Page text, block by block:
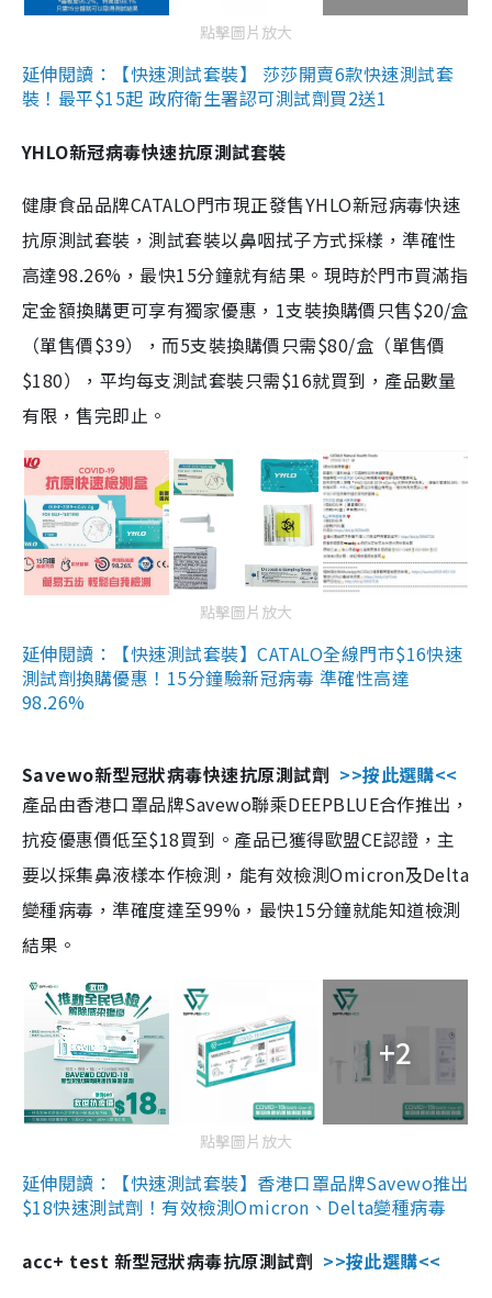
點擊圖片放大
延伸閱讀：【快速測試套裝】 莎莎開賣6款快速測試套
裝！最平$15起 政府衛生署認可測試劑買2送1
YHLO新冠病毒快速抗原測試套裝
健康食品品牌CATALO門市現正發售YHLO新冠病毒快速
抗原測試套裝，測試套裝以鼻咽拭子方式採樣，準確性
高達98.26%，最快15分鐘就有結果。現時於門市買滿指
定金額換購更可享有獨家優惠，1支裝換購價只售$20/盒
（單售價$39），而5支裝換購價只需$80/盒（單售價
$180），平均每支測試套裝只需$16就買到，產品數量
有限，售完即止。
點擊圖片放大
延伸閱讀：【快速測試套裝】CATALO全線門市$16快速
測試劑換購優惠！15分鐘驗新冠病毒 準確性高達
98.26%
Savewo新型冠狀病毒快速抗原測試劑 >>按此選購<<
產品由香港口罩品牌Savewo聯乘DEEPBLUE合作推出，
抗疫優惠價低至$18買到。產品已獲得歐盟CE認證，主
要以採集鼻液樣本作檢測，能有效檢測Omicron及Delta
變種病毒，準確度達至99%，最快15分鐘就能知道檢測
結果。
+2
點擊圖片放大
延伸閱讀：【快速測試套裝】香港口罩品牌Savewo推出
$18快速測試劑！有效檢測Omicron、Delta變種病毒
acc+ test 新型冠狀病毒抗原測試劑 >>按此選購<<